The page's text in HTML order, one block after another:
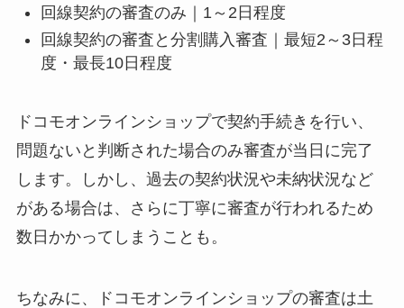
回線契約の審査のみ｜1～2日程度
回線契約の審査と分割購入審査｜最短2～3日程
度・最長10日程度
ドコモオンラインショップで契約手続きを行い、
問題ないと判断された場合のみ審査が当日に完了
します。しかし、過去の契約状況や未納状況など
がある場合は、さらに丁寧に審査が行われるため
数日かかってしまうことも。
ちなみに、ドコモオンラインショップの審査は土